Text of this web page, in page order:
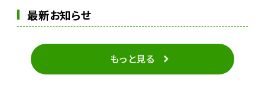
最新お知らせ
もっと見る